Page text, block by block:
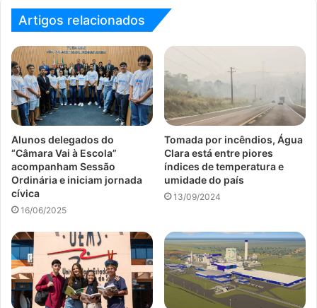
Artigos relacionados
Alunos delegados do
“Câmara Vai à Escola”
acompanham Sessão
Ordinária e iniciam jornada
cívica
16/06/2025
Tomada por incêndios, Água
Clara está entre piores
índices de temperatura e
umidade do país
13/09/2024